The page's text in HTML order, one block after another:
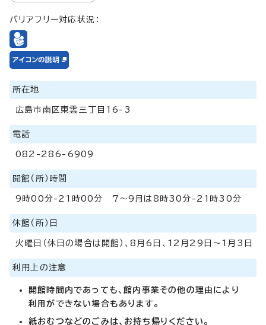
バリアフリー対応状況：
所在地
広島市南区東雲三丁目16-3
電話
082-286-6909
開館（所）時間
9時00分-21時00分 7～9月は8時30分-21時30分
休館（所）日
火曜日（休日の場合は開館）、8月6日、12月29日～1月3日
利用上の注意
開館時間内であっても、館内事業その他の理由により
利用ができない場合もあります。
紙おむつなどのごみは、お持ち帰りください。